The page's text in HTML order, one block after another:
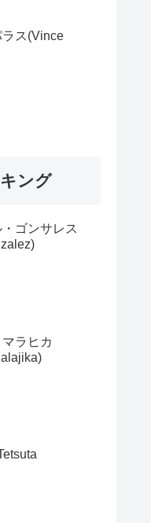
ラス(Vince
ング
ゴンサレス
ラヒカ